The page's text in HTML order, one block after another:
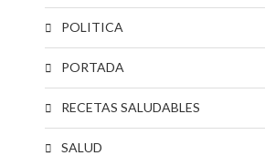
POLITICA
PORTADA
RECETAS SALUDABLES
SALUD